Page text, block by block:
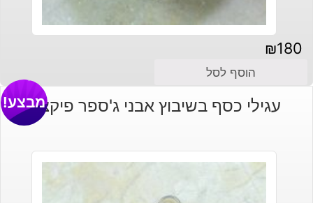
₪180
הוסף לסל
עגילי כסף בשיבוץ אבני ג'ספר פיקצ'רמבצע!